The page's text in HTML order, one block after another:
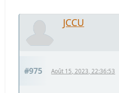
JCCU
#975 Août 15, 2023, 22:36:53